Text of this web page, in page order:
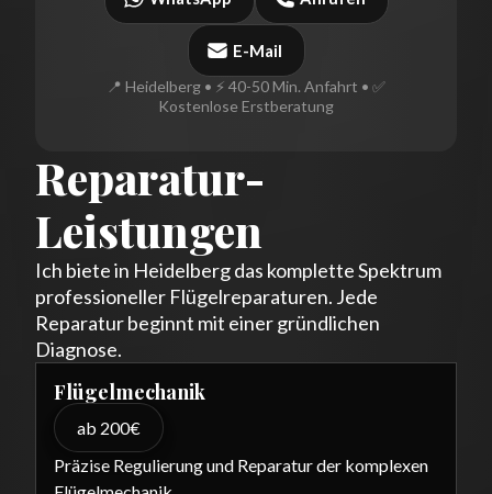
E-Mail
📍 Heidelberg • ⚡ 40-50 Min. Anfahrt • ✅
Kostenlose Erstberatung
Reparatur-
Leistungen
Ich biete in Heidelberg das komplette Spektrum
professioneller Flügelreparaturen. Jede
Reparatur beginnt mit einer gründlichen
Diagnose.
Flügelmechanik
ab 200€
Präzise Regulierung und Reparatur der komplexen